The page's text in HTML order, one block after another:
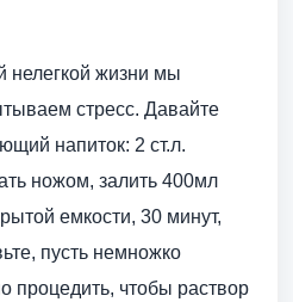
нелегкой жизни мы
стресс. Давайте
напиток: 2 ст.л.
ножом, залить 400мл
емкости, 30 минут,
пусть немножко
процедить, чтобы раствор